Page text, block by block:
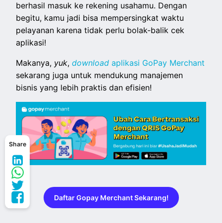
Share
berhasil masuk ke rekening usahamu. Dengan
begitu, kamu jadi bisa mempersingkat waktu
pelayanan karena tidak perlu bolak-balik cek
aplikasi!
Makanya, yuk,downloadaplikasi GoPay Merchant
sekarang juga untuk mendukung manajemen
bisnis yang lebih praktis dan efisien!
Daftar Gopay Merchant Sekarang!